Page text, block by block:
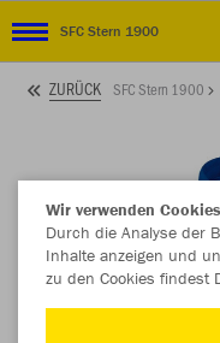
SFC Stern 1900
ZURÜCK SFC Stern 1900
Wir verwenden Cookies
Durch die Analyse der
Inhalte anzeigen und
zu den Cookies findest